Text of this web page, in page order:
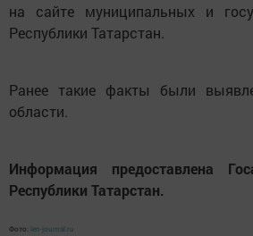
на сайте муниципальных и
Республики Татарстан.
Ранее такие факты были
области.
Информация предоставлена
Республики Татарстан.
Фото: len-journal.ru